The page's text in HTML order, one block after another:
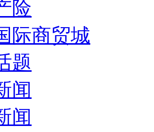
险
际商贸城
题
闻
闻